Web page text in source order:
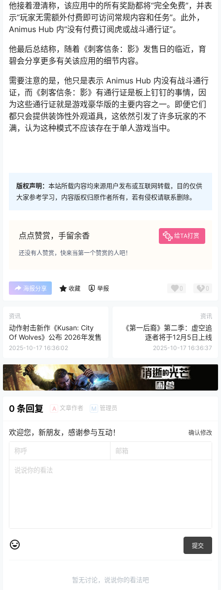
他接着澄清称，该应用中的所有奖励都将“完全免费”，并表
示“玩家无需额外付费即可访问常规内容和任务”。此外，
Animus Hub 内“没有付费订阅虎或战斗通行证”。
他最后总结称，随着《刺客信条：影》发售日的临近，育
碧会分享更多有关该应用的细节内容。
需要注意的是，他只是表示 Animus Hub 内没有战斗通行
证，而《刺客信条：影》有通行证是板上钉钉的事情，因
为这些通行证就是游戏豪华版的主要内容之一。即便它们
都只会提供装饰性外观道具，这依然引发了许多玩家的不
满，认为这种模式不应该存在于单人游戏当中。
版权声明： 本站所载内容均来源用户发布或互联网转载，目的仅供
大家参考学习，内容版权归原作者所有，若有侵权请联系删除。
点点赞赏，手留余香 给TA打赏
还没有人赞赏，快来当第一个赞赏的人吧！
海报分享 收藏 举报 0 0
资讯
动作射击新作《Kusan: City
Of Wolves》公布 2026年发售
2025-10-17 16:36:02
资讯
《第一后裔》第二季：虚空追
逐者将于12月5日上线
2025-10-17 16:36:37
0 条回复 A 文章作者 M 管理员
欢迎您，新朋友，感谢参与互动！ 确认修改
提交
暂无讨论，说说你的看法吧